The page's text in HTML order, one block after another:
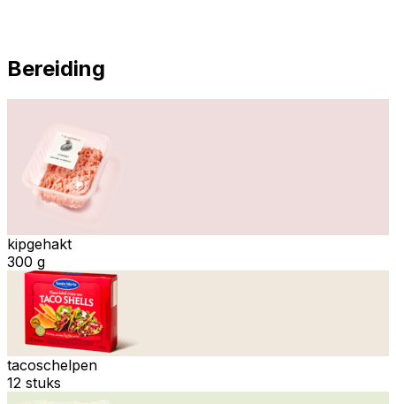
Bereiding
kipgehakt
300 g
tacoschelpen
12 stuks